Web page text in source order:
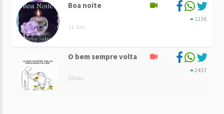
Boa noite
11 Jun
1136
O bem sempre volta
28 Abr
2433